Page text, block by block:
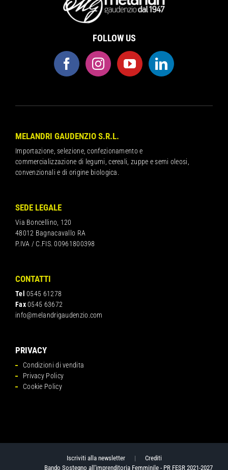
FOLLOW US
MELANDRI GAUDENZIO S.R.L.
Importazione, selezione, confezionamento e
commercializzazione di legumi, cereali, zuppe e semi oleosi,
convenzionali e di origine biologica.
SEDE LEGALE
Via Boncellino, 120
48012 Bagnacavallo RA
P.IVA / C.FIS. 00961800398
CONTATTI
Tel 0545 61278
Fax0545 63672
info@melandrigaudenzio.com
PRIVACY
Condizioni di vendita
Privacy Policy
Cookie Policy
Iscriviti alla newsletter| Crediti
Bando Sostegno all'imprenditoria Femminile - PR FESR 2021-2027